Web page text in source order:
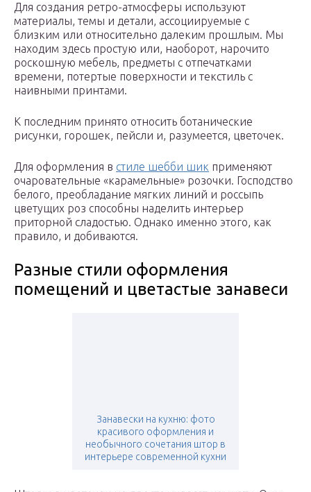
Для создания ретро-атмосферы используют
материалы, темы и детали, ассоциируемые с
близким или относительно далеким прошлым. Мы
находим здесь простую или, наоборот, нарочито
роскошную мебель, предметы с отпечатками
времени, потертые поверхности и текстиль с
наивными принтами.
К последним принято относить ботанические
рисунки, горошек, пейсли и, разумеется, цветочек.
Для оформления в стиле шебби шик применяют
очаровательные «карамельные» розочки. Господство
белого, преобладание мягких линий и россыпь
цветущих роз способны наделить интерьер
приторной сладостью. Однако именно этого, как
правило, и добиваются.
Разные стили оформления
помещений и цветастые занавеси
Занавески на кухню: фото
красивого оформления и
необычного сочетания штор в
интерьере современной кухни